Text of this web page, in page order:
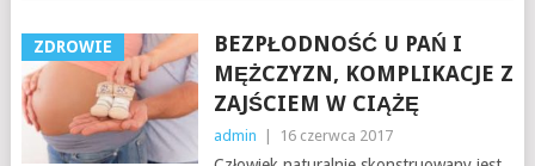
ZDROWIE
BEZPŁODNOŚĆ U PAŃ I
MĘŻCZYZN, KOMPLIKACJE Z
ZAJŚCIEM W CIĄŻĘ
admin 16 czerwca 2017